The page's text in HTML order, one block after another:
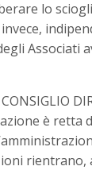
lo
Associati
è
rientrano,